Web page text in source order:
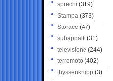
sprechi (319)
Stampa (373)
Storace (47)
subappalti (31)
televisione(244)
terremoto (402)
thyssenkrupp (3)